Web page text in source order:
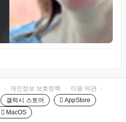
· 개인정보 보호정책 · 이용 약관
·
갤럭시 스토어
 AppStore
 MacOS